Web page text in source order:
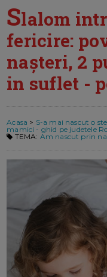
Slalom
fericire:
nașteri, 2
in suflet -
Acasa > S-a mai nascut o
mamici - ghid pe judetele
TEMA: Am nascut prin